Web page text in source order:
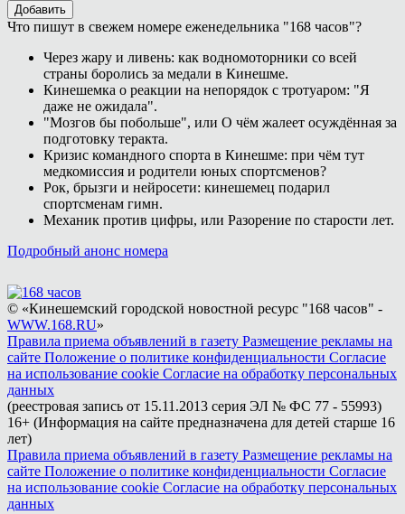
Добавить
Что пишут в свежем номере еженедельника "168 часов"?
Через жару и ливень: как водномоторники со всей
страны боролись за медали в Кинешме.
Кинешемка о реакции на непорядок с тротуаром: "Я
даже не ожидала".
"Мозгов бы побольше", или О чём жалеет осуждённая за
подготовку теракта.
Кризис командного спорта в Кинешме: при чём тут
медкомиссия и родители юных спортсменов?
Рок, брызги и нейросети: кинешемец подарил
спортсменам гимн.
Механик против цифры, или Разорение по старости лет.
Подробный анонс номера
© «Кинешемский городской новостной ресурс "168 часов" -
WWW.168.RU»
Правила приема объявлений в газету Размещение рекламы на
сайте Положение о политике конфиденциальности Согласие
на использование cookie Согласие на обработку персональных
данных
(реестровая запись от 15.11.2013 серия ЭЛ № ФС 77 - 55993)
16+ (Информация на сайте предназначена для детей старше 16
лет)
Правила приема объявлений в газету Размещение рекламы на
сайте Положение о политике конфиденциальности Согласие
на использование cookie Согласие на обработку персональных
данных